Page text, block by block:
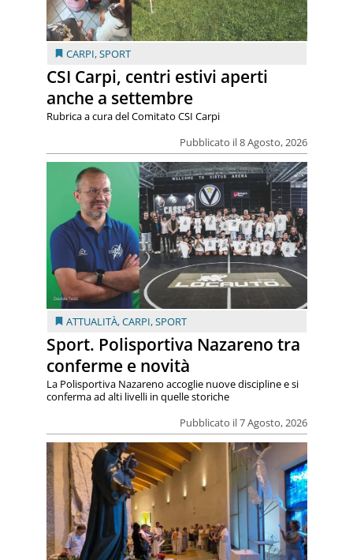
CARPI,SPORT
CSI Carpi, centri estivi aperti
anche a settembre
Pubblicato il 8 Agosto, 2026
Rubrica a cura del Comitato CSI Carpi
ATTUALITÀ,CARPI,SPORT
Sport. Polisportiva Nazareno tra
conferme e novità
Pubblicato il 7 Agosto, 2026
La Polisportiva Nazareno accoglie nuove discipline e si
conferma ad alti livelli in quelle storiche